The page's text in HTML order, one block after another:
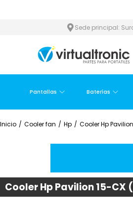
Sede principal:
Pantallas Baterías
Inicio / Cooler fan / Hp / Cooler Hp
Cooler Hp Pavilion 15-CX